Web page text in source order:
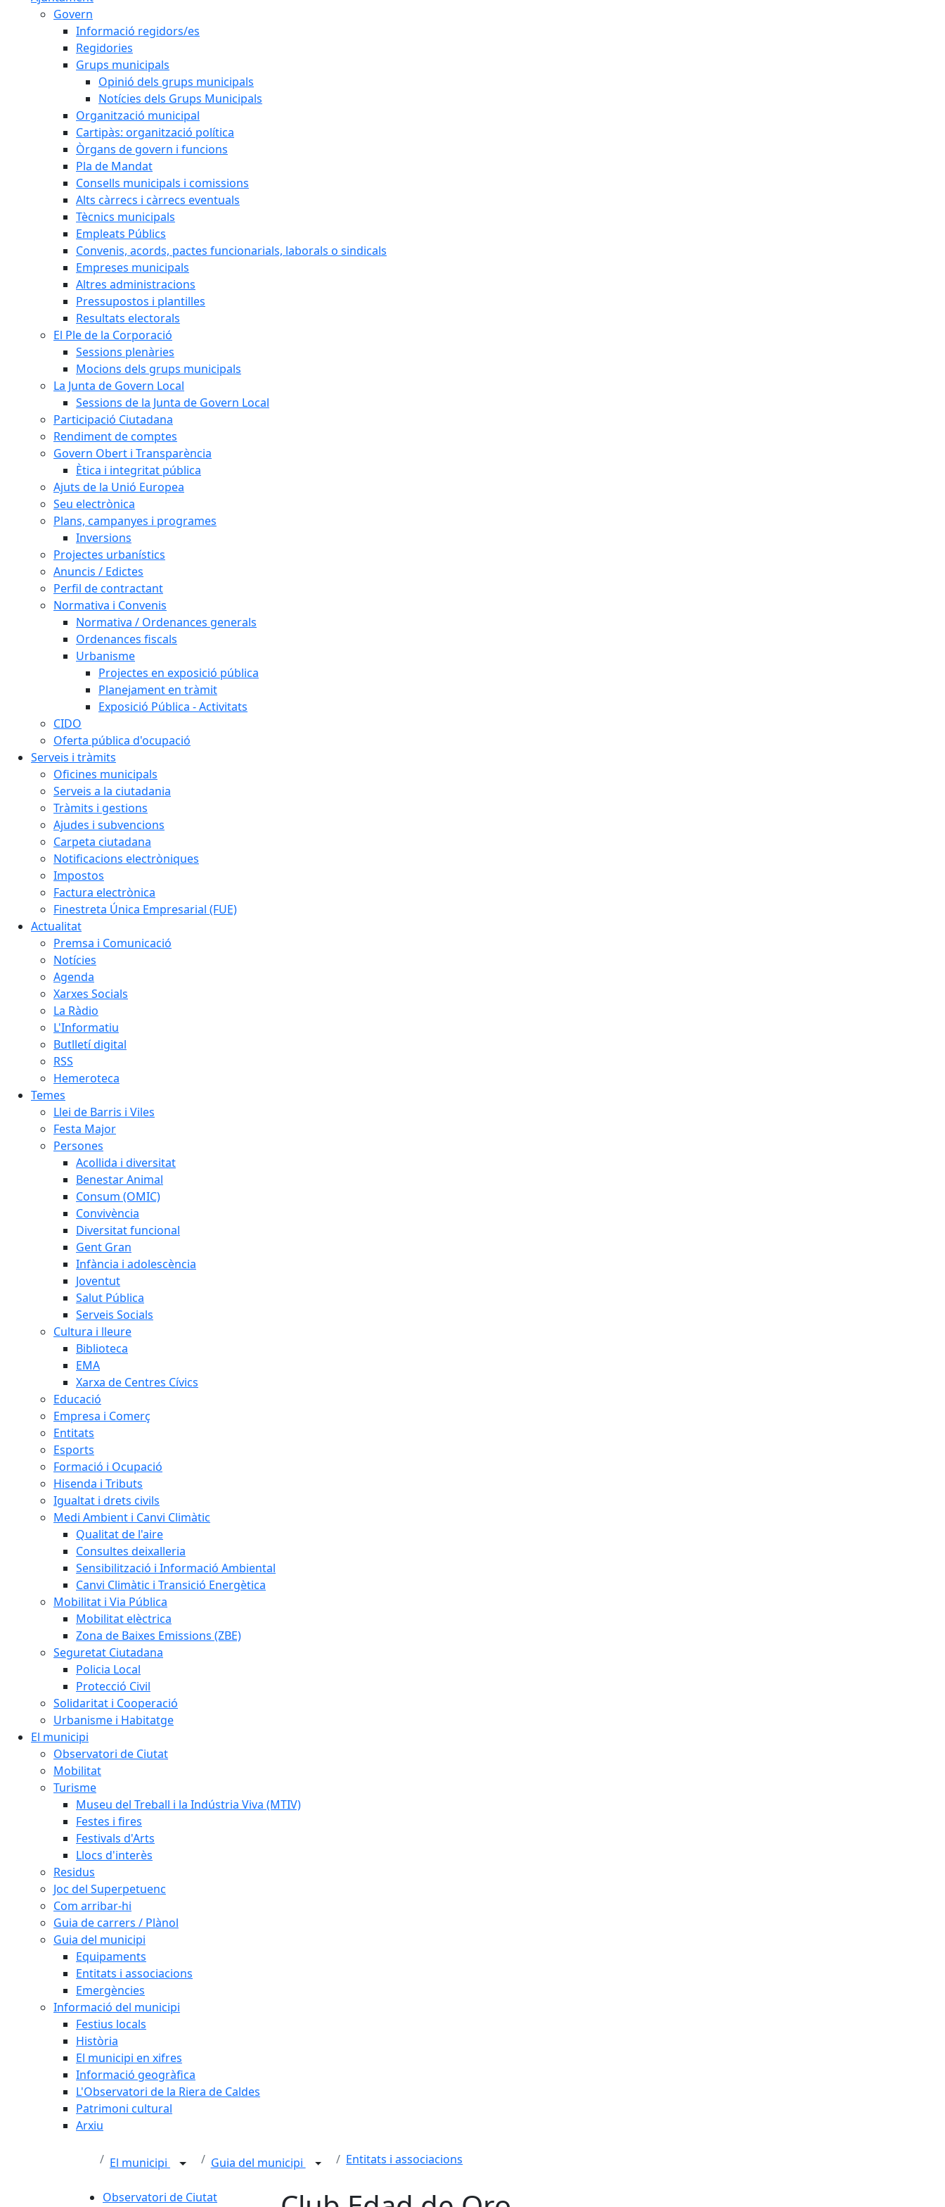
Govern
Informació regidors/es
Regidories
Grups municipals
Opinió dels grups municipals
Notícies dels Grups Municipals
Organització municipal
Cartipàs: organització política
Òrgans de govern i funcions
Pla de Mandat
Consells municipals i comissions
Alts càrrecs i càrrecs eventuals
Tècnics municipals
Empleats Públics
Convenis, acords, pactes funcionarials, laborals o sindicals
Empreses municipals
Altres administracions
Pressupostos i plantilles
Resultats electorals
El Ple de la Corporació
Sessions plenàries
Mocions dels grups municipals
La Junta de Govern Local
Sessions de la Junta de Govern Local
Participació Ciutadana
Rendiment de comptes
Govern Obert i Transparència
Ètica i integritat pública
Ajuts de la Unió Europea
Seu electrònica
Plans, campanyes i programes
Inversions
Projectes urbanístics
Anuncis / Edictes
Perfil de contractant
Normativa i Convenis
Normativa / Ordenances generals
Ordenances fiscals
Urbanisme
Projectes en exposició pública
Planejament en tràmit
Exposició Pública - Activitats
CIDO
Oferta pública d'ocupació
Serveis i tràmits
Oficines municipals
Serveis a la ciutadania
Tràmits i gestions
Ajudes i subvencions
Carpeta ciutadana
Notificacions electròniques
Impostos
Factura electrònica
Finestreta Única Empresarial (FUE)
Actualitat
Premsa i Comunicació
Notícies
Agenda
Xarxes Socials
La Ràdio
L'Informatiu
Butlletí digital
RSS
Hemeroteca
Temes
Llei de Barris i Viles
Festa Major
Persones
Acollida i diversitat
Benestar Animal
Consum (OMIC)
Convivència
Diversitat funcional
Gent Gran
Infància i adolescència
Joventut
Salut Pública
Serveis Socials
Cultura i lleure
Biblioteca
EMA
Xarxa de Centres Cívics
Educació
Empresa i Comerç
Entitats
Esports
Formació i Ocupació
Hisenda i Tributs
Igualtat i drets civils
Medi Ambient i Canvi Climàtic
Qualitat de l'aire
Consultes deixalleria
Sensibilització i Informació Ambiental
Canvi Climàtic i Transició Energètica
Mobilitat i Via Pública
Mobilitat elèctrica
Zona de Baixes Emissions (ZBE)
Seguretat Ciutadana
Policia Local
Protecció Civil
Solidaritat i Cooperació
Urbanisme i Habitatge
El municipi
Observatori de Ciutat
Mobilitat
Turisme
Museu del Treball i la Indústria Viva (MTIV)
Festes i fires
Festivals d'Arts
Llocs d'interès
Residus
Joc del Superpetuenc
Com arribar-hi
Guia de carrers / Plànol
Guia del municipi
Equipaments
Entitats i associacions
Emergències
Informació del municipi
Festius locals
Història
El municipi en xifres
Informació geogràfica
L'Observatori de la Riera de Caldes
Patrimoni cultural
Arxiu
El municipi Guia del municipi Entitats i associacions
Observatori de Ciutat